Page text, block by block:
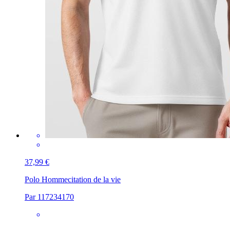
37,99 €
Polo Hommecitation de la vie
Par 117234170